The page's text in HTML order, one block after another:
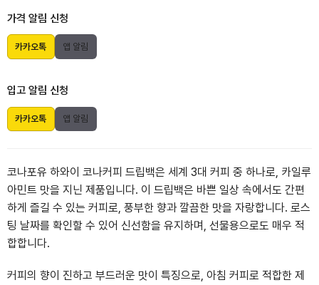
가격 알림 신청
카카오톡 앱 알림
입고 알림 신청
카카오톡 앱 알림
코나포유 하와이 코나커피 드립백은 세계 3대 커피 중 하나로, 카일루
아민트 맛을 지닌 제품입니다. 이 드립백은 바쁜 일상 속에서도 간편
하게 즐길 수 있는 커피로, 풍부한 향과 깔끔한 맛을 자랑합니다. 로스
팅 날짜를 확인할 수 있어 신선함을 유지하며, 선물용으로도 매우 적
합합니다.
커피의 향이 진하고 부드러운 맛이 특징으로, 아침 커피로 적합한 제